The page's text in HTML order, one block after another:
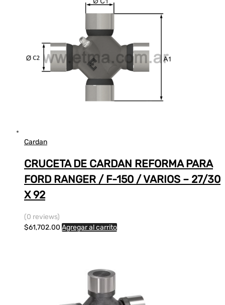
Cardan
CRUCETA DE CARDAN REFORMA PARA
FORD RANGER / F-150 / VARIOS – 27/30
X 92
(0 reviews)
$61,702.00 Agregar al carrito